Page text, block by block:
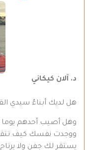
د. آلان كيكاني
هل لديك أبناءٌ سيدي
وهل أصيب أحدهم
ووجدت نفسك كيف
يستقر لك جفن ولا